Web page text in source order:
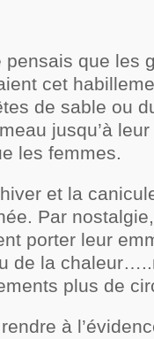
pensais que les
cet
de sable ou
jusqu’à
les femmes.
et la
Par
porter leur
de la
plus de
à